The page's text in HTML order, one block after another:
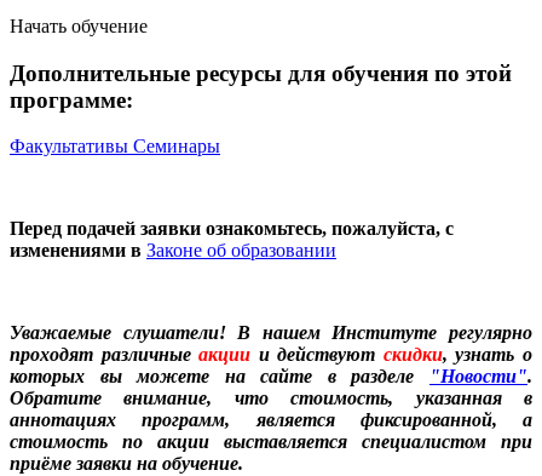
Начать обучение
Дополнительные ресурсы для обучения по этой
программе:
Факультативы Семинары
Перед подачей заявки ознакомьтесь, пожалуйста, с
изменениями в Законе об образовании
Уважаемые слушатели! В нашем Институте регулярно
проходят различныеакции и действуют скидки, узнать о
которых вы можете на сайте в разделе
"Новости".
Обратите внимание, что стоимость, указанная в
аннотациях программ, является фиксированной, а
стоимость по акции выставляется специалистом при
приёме заявки на обучение.